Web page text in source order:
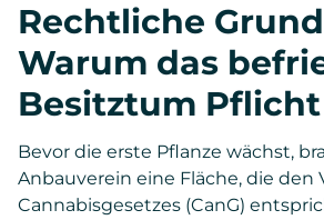
Rechtliche
Warum das
Besitztum
Bevor die erste Pflanze wächst,
Anbauverein eine Fläche, die den
Cannabisgesetzes (CanG)